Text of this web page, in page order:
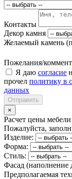
Контакты
Декор камня
Желаемый камень
Пожелания/
Я даю согласие
прочел политику в
данных
Отправить
×
Расчет цены мебели
Пожалуйста,
Изделие:
Форма:
Стиль:
Фасад (наполнение
Предполагаемая